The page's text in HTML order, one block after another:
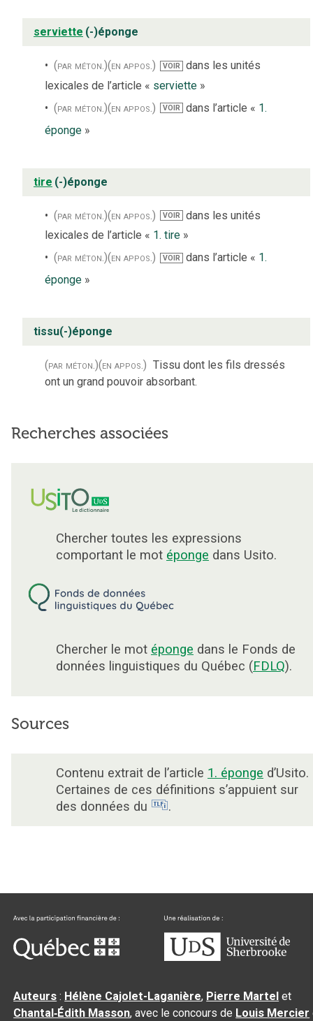
serviette (-)éponge
(par méton.)(en appos.) VOIR dans les unités
lexicales de l’article « serviette »
(par méton.)(en appos.) VOIR dans l’article « 1.
éponge »
tire (-)éponge
(par méton.)(en appos.) VOIR
dans les unités
lexicales de l’article « 1. tire »
(par méton.)(en appos.) VOIR dans l’article « 1.
éponge »
tissu(-)éponge
(par méton.)(en appos.) Tissu dont les fils dressés
ont un grand pouvoir absorbant.
Recherches associées
Chercher toutes les expressions
comportant le mot éponge dans Usito.
Chercher le mot éponge dans le Fonds de
données linguistiques du Québec (FDLQ).
Sources
Contenu extrait de l’article 1. éponge d’Usito.
Certaines de ces définitions s’appuient sur
des données du
.
Auteurs : Hélène Cajolet-Laganière, Pierre Martel et
Chantal‑Édith Masson, avec le concours de Louis Mercier